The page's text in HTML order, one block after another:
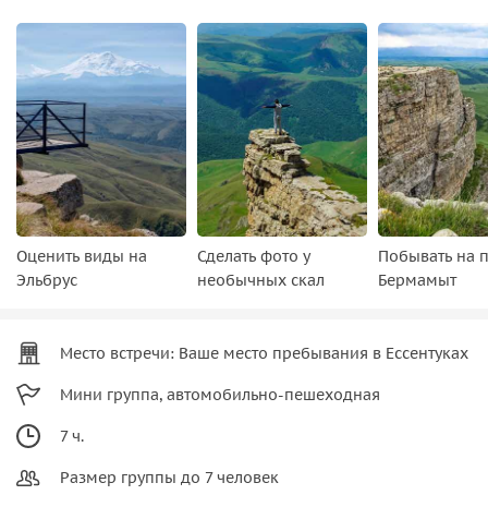
Оценить виды на
Эльбрус
Сделать фото у
необычных скал
Побывать на
Бермамыт
Место встречи: Ваше место пребывания в Ессентуках
Мини группа, автомобильно-пешеходная
7 ч.
Размер группы до 7 человек